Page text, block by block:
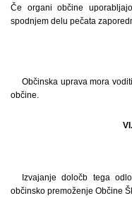
Če organi občine
spodnjem delu pečata
Občinska uprava mora
občine.
Izvajanje določb tega
občinsko premoženje Občine